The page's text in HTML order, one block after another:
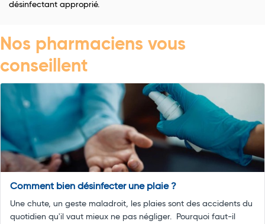
désinfectant approprié.
Nos pharmaciens vous
conseillent
Comment bien désinfecter une plaie ?
Une chute, un geste maladroit, les plaies sont des accidents du
quotidien qu'il vaut mieux ne pas négliger. Pourquoi faut-il